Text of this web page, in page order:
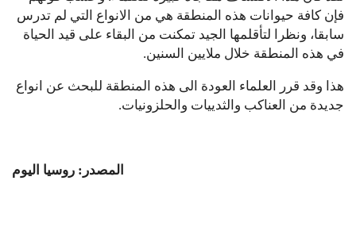
فإن كافة حيوانات هذه المنطقة هي من الانواع التي لم تدرس
سابقا، ونظرا لتأقلمها الجيد تمكنت من البقاء على قيد الحياة
في هذه المنطقة خلال ملايين السنين.
هذا وقد قرر العلماء العودة الى هذه المنطقة للبحث عن انواع
جديدة من العناكب والثدييات والحلزونيات.
المصدر: روسيا اليوم